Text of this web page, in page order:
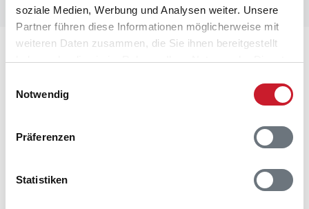
soziale Medien, Werbung und Analysen weiter. Unsere
Partner führen diese Informationen möglicherweise mit
weiteren Daten zusammen, die Sie ihnen bereitgestellt
haben oder die sie im Rahmen Ihrer Nutzung der Dienste
Notwendig
Präferenzen
Statistiken
Lageplan
Adresse
Ferienhaus 72044
Rindby